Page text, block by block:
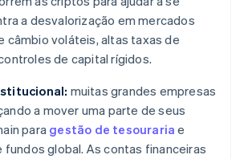
a desvalorização em mercados
câmbio voláteis, altas taxas de
de capital rígidos.
muitas grandes empresas
a mover uma parte de seus
para gestão de tesouraria e
fundos global. As contas financeiras